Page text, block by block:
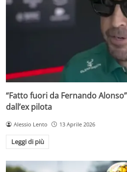
“Fatto fuori da Fernando
dall’ex pilota
Alessio Lento 13 Aprile 2026
Leggi di più